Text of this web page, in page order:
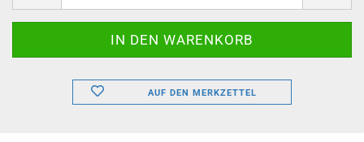
AUF DEN MERKZETTEL